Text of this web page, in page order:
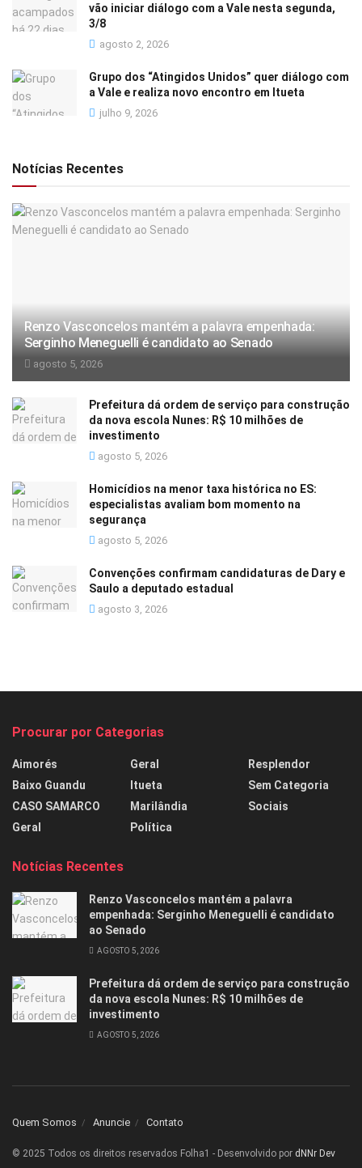
vão iniciar diálogo com a Vale nesta segunda,
3/8
agosto 2, 2026
Grupo dos “Atingidos Unidos” quer diálogo com
a Vale e realiza novo encontro em Itueta
julho 9, 2026
Notícias Recentes
Renzo Vasconcelos mantém a palavra empenhada:
Serginho Meneguelli é candidato ao Senado
agosto 5, 2026
Prefeitura dá ordem de serviço para construção
da nova escola Nunes: R$ 10 milhões de
investimento
agosto 5, 2026
Homicídios na menor taxa histórica no ES:
especialistas avaliam bom momento na
segurança
agosto 5, 2026
Convenções confirmam candidaturas de Dary e
Saulo a deputado estadual
agosto 3, 2026
Procurar por Categorias
Aimorés
Baixo Guandu
CASO SAMARCO
Geral
Geral
Itueta
Marilândia
Política
Resplendor
Sem Categoria
Sociais
Notícias Recentes
Renzo Vasconcelos mantém a palavra
empenhada: Serginho Meneguelli é candidato
ao Senado
AGOSTO 5, 2026
Prefeitura dá ordem de serviço para construção
da nova escola Nunes: R$ 10 milhões de
investimento
AGOSTO 5, 2026
Quem Somos Anuncie Contato
© 2025 Todos os direitos reservados Folha1 - Desenvolvido por dNNr Dev